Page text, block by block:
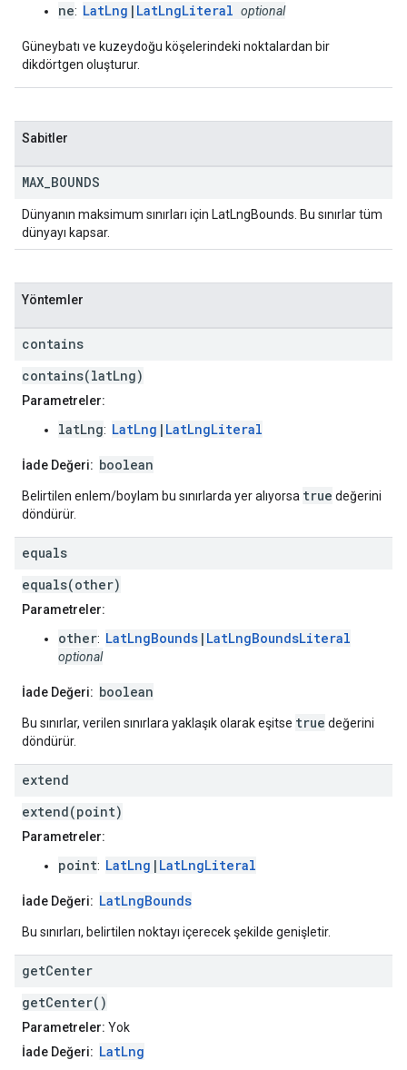
ne: LatLng | LatLngLiteral optional
Güneybatı ve kuzeydoğu köşelerindeki noktalardan bir
dikdörtgen oluşturur.
Sabitler
MAX BOUNDS
Dünyanın maksimum sınırları için LatLngBounds. Bu sınırlar tüm
dünyayı kapsar.
Yöntemler
contains
contains(latLng)
Parametreler:
latLng: LatLng | LatLngLiteral
İade Değeri: boolean
Belirtilen enlem/boylam bu sınırlarda yer alıyorsa true değerini
döndürür.
equals
equals(other)
Parametreler:
other: LatLngBounds | LatLngBoundsLiteral
optional
İade Değeri: boolean
Bu sınırlar, verilen sınırlara yaklaşık olarak eşitse true değerini
döndürür.
extend
extend(point)
Parametreler:
point: LatLng | LatLngLiteral
İade Değeri: LatLngBounds
Bu sınırları, belirtilen noktayı içerecek şekilde genişletir.
getCenter
getCenter()
Parametreler: Yok
İade Değeri: LatLng